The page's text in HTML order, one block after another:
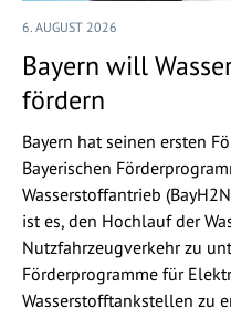
6. AUGUST 2026
Bayern will
fördern
Bayern hat seinen ersten
Bayerischen
Wasserstoffantrieb
ist es, den Hochlauf der
Nutzfahrzeugverkehr zu
Förderprogramme für
Wasserstofftankstellen zu